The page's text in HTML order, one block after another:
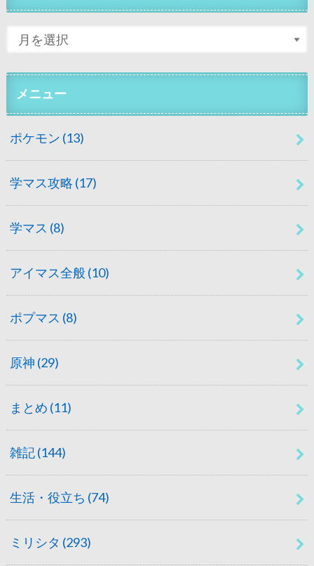
メニュー
ポケモン (13)
学マス攻略 (17)
学マス (8)
アイマス全般 (10)
ポプマス (8)
原神 (29)
まとめ (11)
雑記(144)
生活・役立ち (74)
ミリシタ (293)